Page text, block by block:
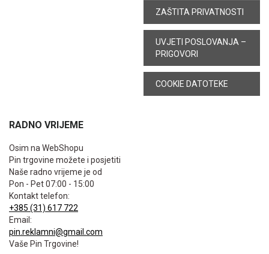
ZAŠTITA PRIVATNOSTI
UVJETI POSLOVANJA –
PRIGOVORI
COOKIE DATOTEKE
RADNO VRIJEME
Osim na WebShopu
Pin trgovine možete i posjetiti
Naše radno vrijeme je od
Pon - Pet 07:00 - 15:00
Kontakt telefon:
+385 (31) 617 722
Email:
pin.reklamni@gmail.com
Vaše Pin Trgovine!